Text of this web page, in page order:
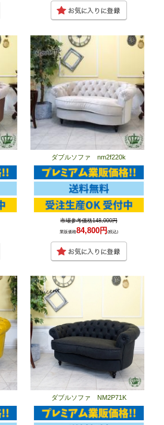
ダブルソファ nm2f220k
市場参考価格148,000円
業販価格84,800円(税込)
ダブルソファ NM2P71K